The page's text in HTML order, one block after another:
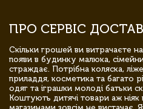
ПРО СЕРВІС
Скільки грошей ви витрачаєте
появи в будинку малюка,
страждає. Потрібна коляска,
приладдя, косметика та багато
одяг та іграшки молоді батьки
Коштують дитячі товари аж